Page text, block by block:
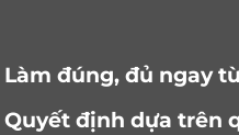
Làm đúng, đủ ngay
Quyết định dựa trên